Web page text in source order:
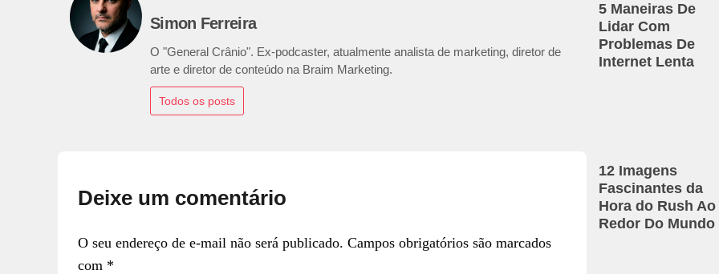
Simon Ferreira
O "General Crânio". Ex-podcaster, atualmente analista de marketing, diretor de
arte e diretor de conteúdo na Braim Marketing.
Todos os posts
Deixe um comentário
O seu endereço de e-mail não será publicado. Campos obrigatórios são marcados
com *
5 Maneiras De
Lidar Com
Problemas De
Internet Lenta
12 Imagens
Fascinantes da
Hora do Rush Ao
Redor Do Mundo